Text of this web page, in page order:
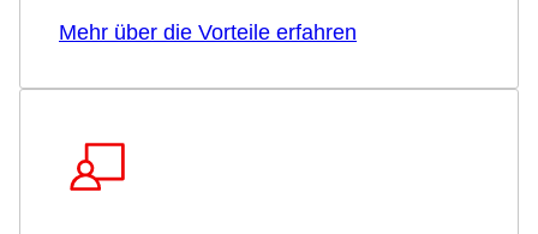
Mehr über die Vorteile erfahren